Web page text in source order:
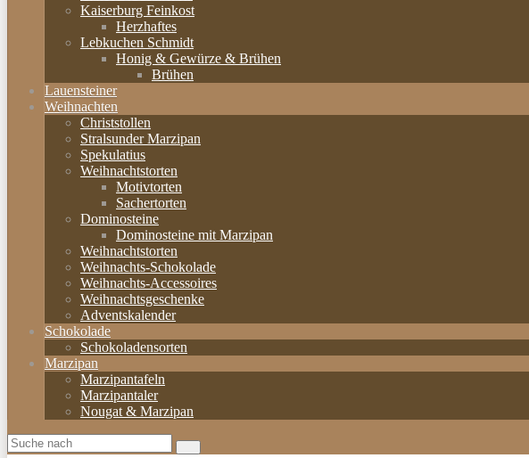
Kaiserburg Feinkost
Herzhaftes
Lebkuchen Schmidt
Honig & Gewürze & Brühen
Brühen
Lauensteiner
Weihnachten
Christstollen
Stralsunder Marzipan
Spekulatius
Weihnachtstorten
Motivtorten
Sachertorten
Dominosteine
Dominosteine mit Marzipan
Weihnachtstorten
Weihnachts-Schokolade
Weihnachts-Accessoires
Weihnachtsgeschenke
Adventskalender
Schokolade
Schokoladensorten
Marzipan
Marzipantafeln
Marzipantaler
Nougat & Marzipan